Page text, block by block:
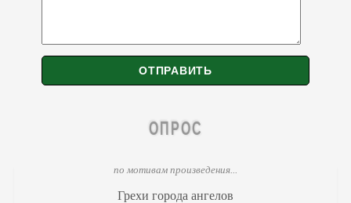
ОПРОС
по мотивам произведения...
Грехи города ангелов